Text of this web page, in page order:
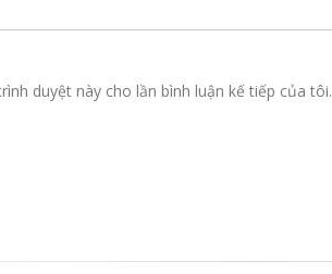
duyệt này cho lần bình luận kế tiếp của tôi.